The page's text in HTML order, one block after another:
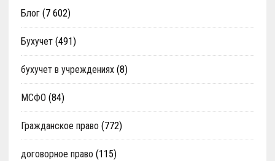
Блог(7 602)
Бухучет(491)
бухучет в учреждениях(8)
МСФО (84)
Гражданское право (772)
договорное право (115)